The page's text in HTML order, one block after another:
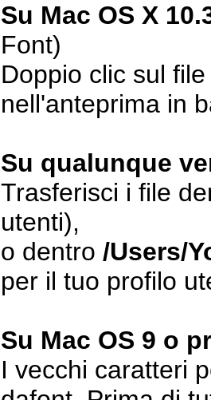
Su Mac OS X
Font)
Doppio clic sul
nell'anteprima in
Su qualunque
Trasferisci i file
utenti),
o dentro /Users/
per il tuo profilo
Su Mac OS 9 o
I vecchi caratteri